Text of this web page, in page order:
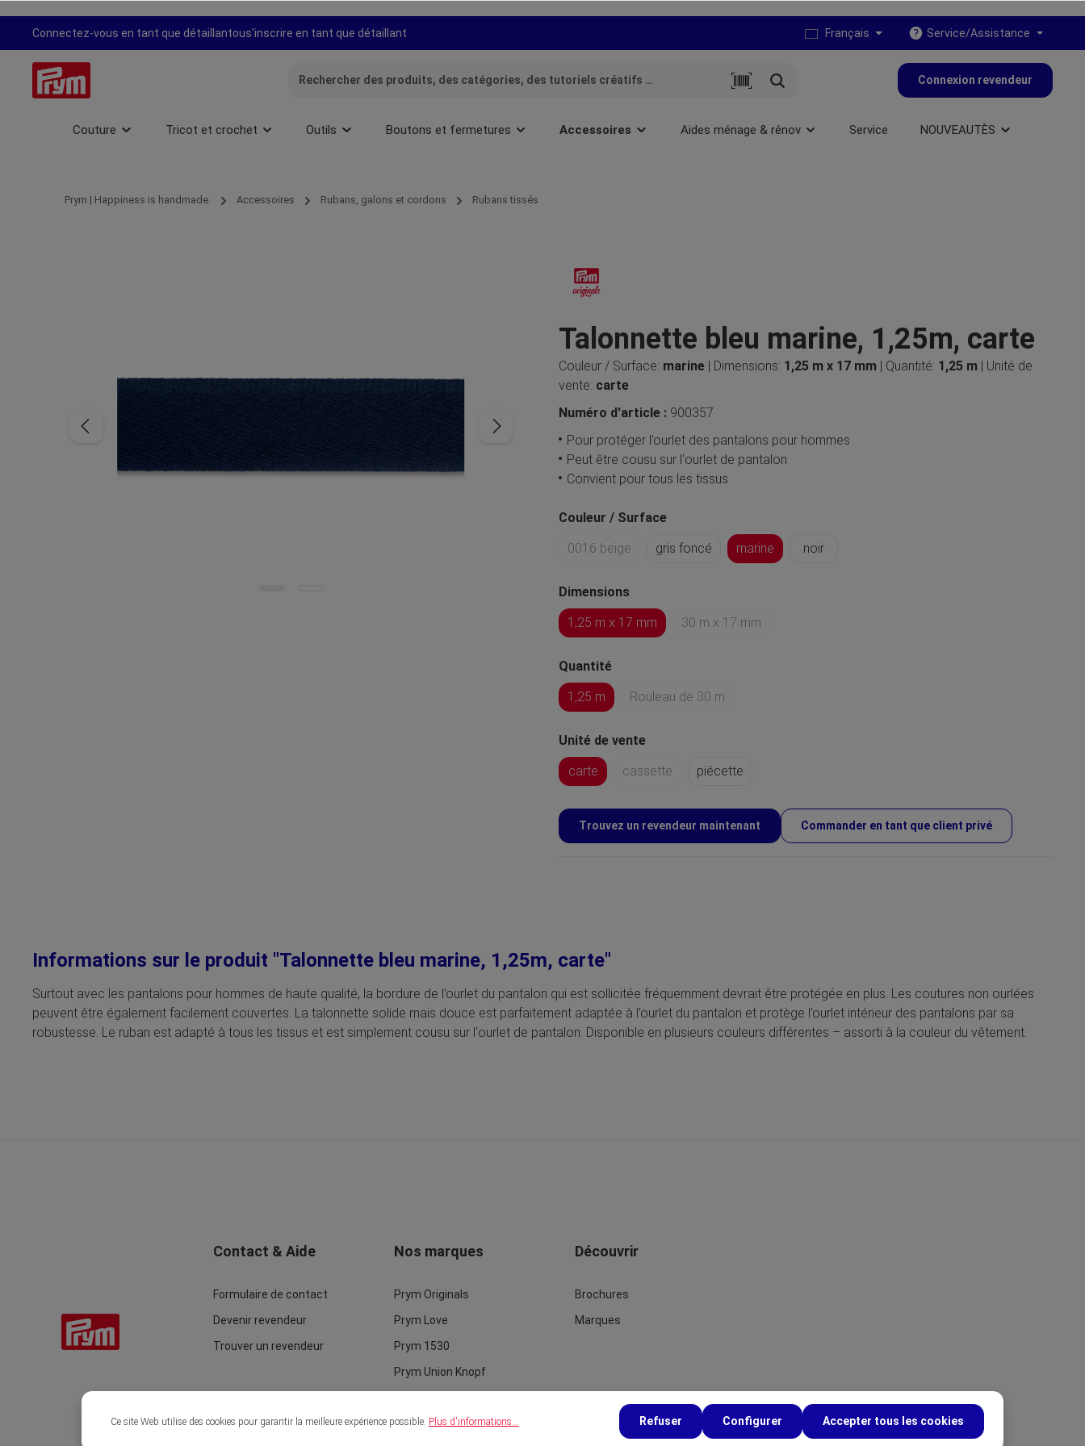
Passer à la navigation principale
Connectez-vous en tant que détaillantous'inscrire en tant que détaillant Français Service/Assistance
Connexion revendeur
Couture Tricot et crochet Outils Boutons et fermetures Accessoires Aides ménage & rénov Service NOUVEAUTÈS
Prym | Happiness is handmade. Accessoires Rubans, galons et cordons Rubans tissés
Talonnette bleu marine, 1,25m, carte
Couleur / Surface: marine | Dimensions: 1,25 m x 17 mm | Quantité: 1,25 m | Unité de
vente: carte
Numéro d'article : 900357
Pour protéger l’ourlet des pantalons pour hommes
Peut être cousu sur l'ourlet de pantalon
Convient pour tous les tissus
Couleur / Surface
0016 beige
gris foncé marine noir
Dimensions
1,25 m x 17 mm
30 m x 17 mm
Quantité
1,25 m
Rouleau de 30 m
Unité de vente
carte
cassette piécette
Trouvez un revendeur maintenant Commander en tant que client privé
Informations sur le produit "Talonnette bleu marine, 1,25m, carte"
Surtout avec les pantalons pour hommes de haute qualité, la bordure de l’ourlet du pantalon qui est sollicitée fréquemment devrait être protégée en plus. Les coutures non ourlées
peuvent être également facilement couvertes. La talonnette solide mais douce est parfaitement adaptée à l’ourlet du pantalon et protège l’ourlet intérieur des pantalons par sa
robustesse. Le ruban est adapté à tous les tissus et est simplement cousu sur l'ourlet de pantalon. Disponible en plusieurs couleurs différentes – assorti à la couleur du vêtement.
Contact & Aide
Formulaire de contact
Devenir revendeur
Trouver un revendeur
Nos marques
Prym Originals
Prym Love
Prym 1530
Prym Union Knopf
Découvrir
Brochures
Marques
Ce site Web utilise des cookies pour garantir la meilleure expérience possible. Plus d'informations... Refuser Configurer Accepter tous les cookies